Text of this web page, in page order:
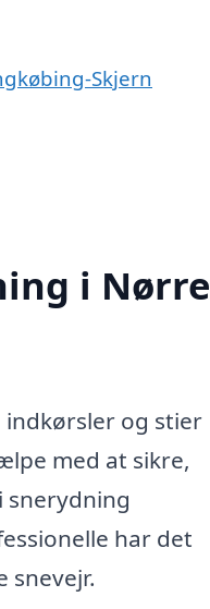
Skjern
i Nørre
og stier
med at sikre,
snerydning
har det
snevejr.